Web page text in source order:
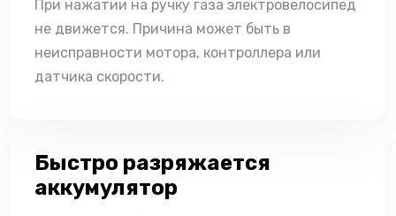
При нажатии на ручку газа электровелосипед
не движется. Причина может быть в
неисправности мотора, контроллера или
датчика скорости.
Быстро разряжается
аккумулятор